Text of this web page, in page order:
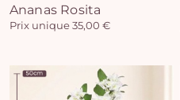
Ananas Rosita
Prix unique 35,00 €